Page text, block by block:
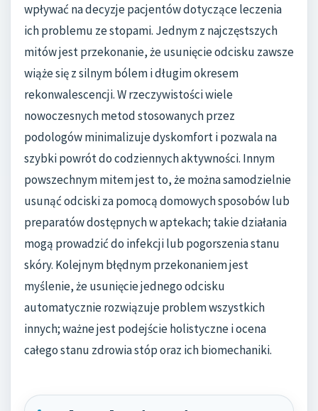
wpływać na decyzje pacjentów dotyczące leczenia
ich problemu ze stopami. Jednym z najczęstszych
mitów jest przekonanie, że usunięcie odcisku zawsze
wiąże się z silnym bólem i długim okresem
rekonwalescencji. W rzeczywistości wiele
nowoczesnych metod stosowanych przez
podologów minimalizuje dyskomfort i pozwala na
szybki powrót do codziennych aktywności. Innym
powszechnym mitem jest to, że można samodzielnie
usunąć odciski za pomocą domowych sposobów lub
preparatów dostępnych w aptekach; takie działania
mogą prowadzić do infekcji lub pogorszenia stanu
skóry. Kolejnym błędnym przekonaniem jest
myślenie, że usunięcie jednego odcisku
automatycznie rozwiązuje problem wszystkich
innych; ważne jest podejście holistyczne i ocena
całego stanu zdrowia stóp oraz ich biomechaniki.